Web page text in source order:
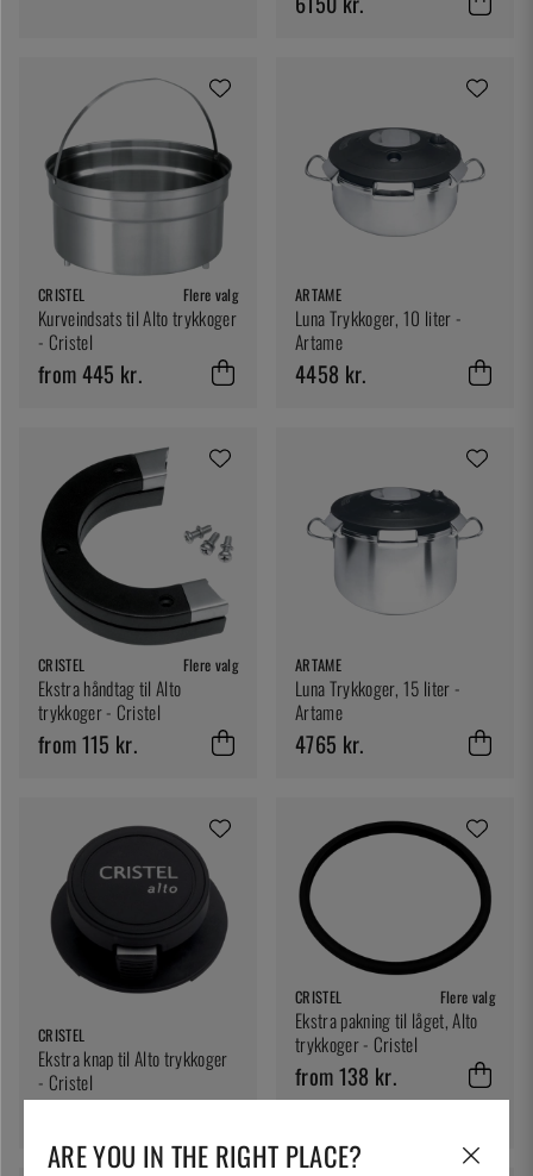
CRISTEL Flere valg
Kurveindsats til Alto trykkoger
- Cristel
from 445 kr.
ARTAME
Luna Trykkoger, 10 liter -
Artame
4458 kr.
CRISTEL Flere valg
Ekstra håndtag til Alto
trykkoger - Cristel
from 115 kr.
ARTAME
Luna Trykkoger, 15 liter -
Artame
4765 kr.
CRISTEL
Ekstra knap til Alto trykkoger
- Cristel
CRISTEL Flere valg
Ekstra pakning til låget, Alto
trykkoger - Cristel
from 138 kr.
ARE YOU IN THE RIGHT PLACE?